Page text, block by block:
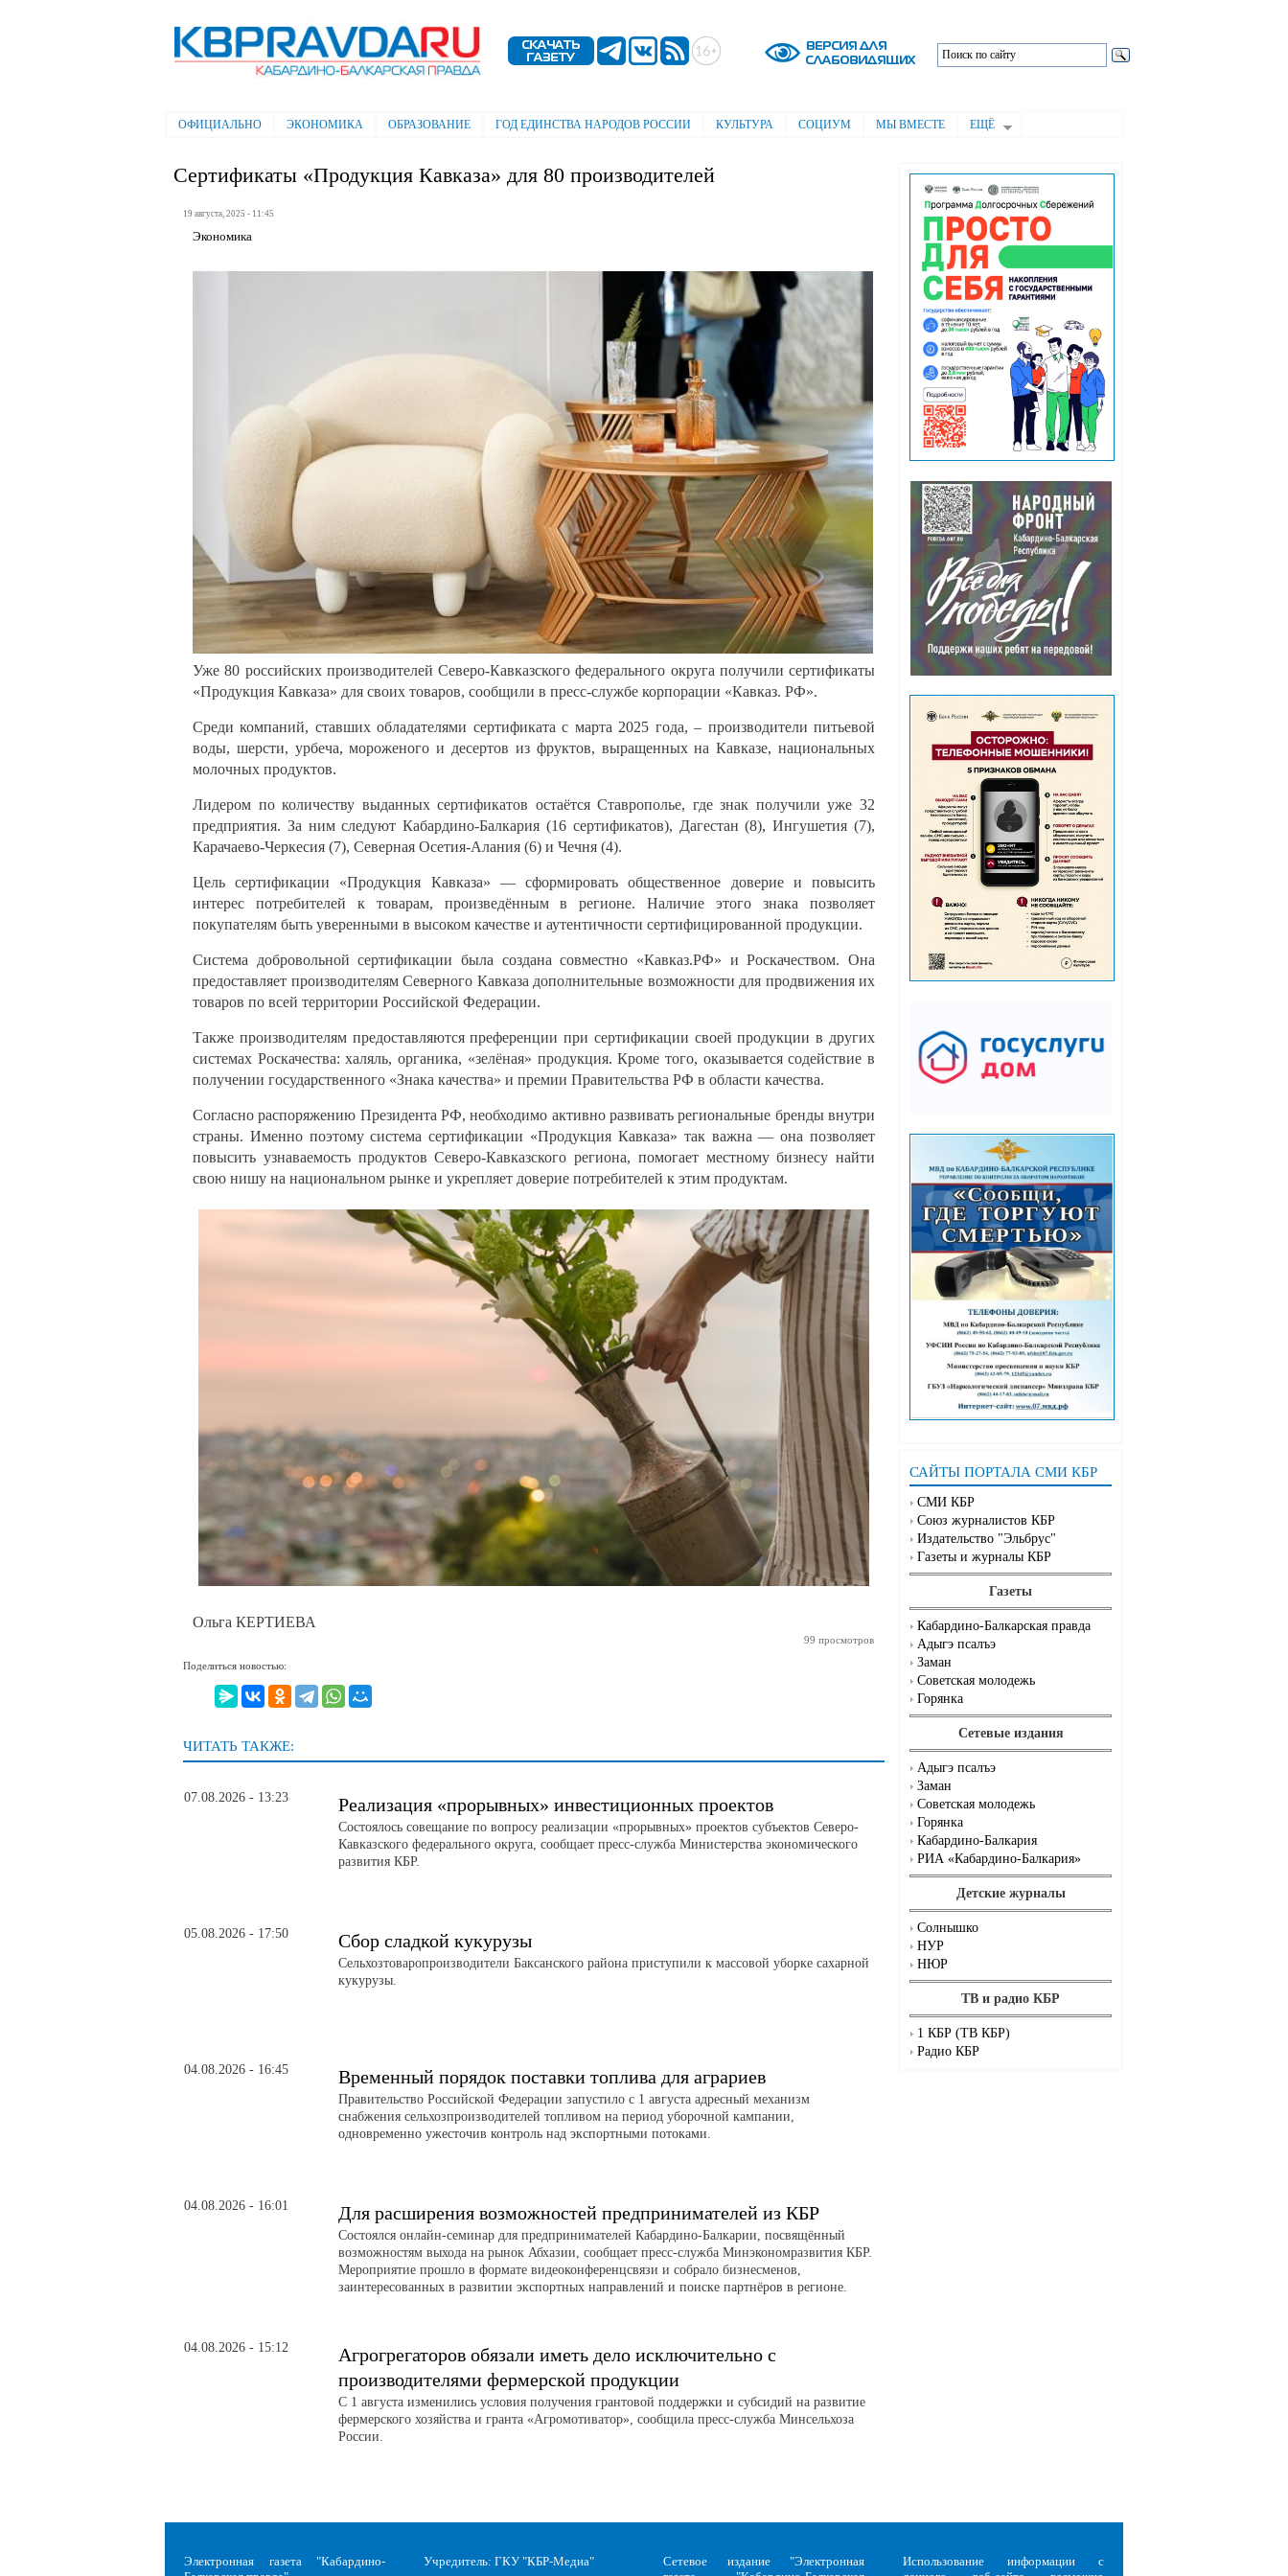
содержанию
Электронная газета "Кабардино-
Балкарская правда"
Главное меню
ОФИЦИАЛЬНО ЭКОНОМИКА ОБРАЗОВАНИЕ ГОД ЕДИНСТВА НАРОДОВ РОССИИ КУЛЬТУРА СОЦИУМ МЫ ВМЕСТЕ ЕЩЁ
САЙТЫ ПОРТАЛА СМИ КБР
СМИ КБР
Союз журналистов КБР
Издательство "Эльбрус"
Газеты и журналы КБР
Газеты
Кабардино-Балкарская правда
Адыгэ псалъэ
Заман
Советская молодежь
Горянка
Сетевые издания
Адыгэ псалъэ
Заман
Советская молодежь
Горянка
Кабардино-Балкария
РИА «Кабардино-Балкария»
Детские журналы
Солнышко
НУР
НЮР
ТВ и радио КБР
1 КБР (ТВ КБР)
Радио КБР
Сертификаты «Продукция Кавказа» для 80 производителей
19 августа, 2025 - 11:45
Экономика
Уже 80 российских производителей Северо-Кавказского федерального округа получили сертификаты
«Продукция Кавказа» для своих товаров, сообщили в пресс-службе корпорации «Кавказ. РФ».
Среди компаний, ставших обладателями сертификата с марта 2025 года, – производители питьевой
воды, шерсти, урбеча, мороженого и десертов из фруктов, выращенных на Кавказе, национальных
молочных продуктов.
Лидером по количеству выданных сертификатов остаётся Ставрополье, где знак получили уже 32
предприятия. За ним следуют Кабардино-Балкария (16 сертификатов), Дагестан (8), Ингушетия (7),
Карачаево-Черкесия (7), Северная Осетия-Алания (6) и Чечня (4).
Цель сертификации «Продукция Кавказа» — сформировать общественное доверие и повысить
интерес потребителей к товарам, произведённым в регионе. Наличие этого знака позволяет
покупателям быть уверенными в высоком качестве и аутентичности сертифицированной продукции.
Система добровольной сертификации была создана совместно «Кавказ.РФ» и Роскачеством. Она
предоставляет производителям Северного Кавказа дополнительные возможности для продвижения их
товаров по всей территории Российской Федерации.
Также производителям предоставляются преференции при сертификации своей продукции в других
системах Роскачества: халяль, органика, «зелёная» продукция. Кроме того, оказывается содействие в
получении государственного «Знака качества» и премии Правительства РФ в области качества.
Согласно распоряжению Президента РФ, необходимо активно развивать региональные бренды внутри
страны. Именно поэтому система сертификации «Продукция Кавказа» так важна — она позволяет
повысить узнаваемость продуктов Северо-Кавказского региона, помогает местному бизнесу найти
свою нишу на национальном рынке и укрепляет доверие потребителей к этим продуктам.
Ольга КЕРТИЕВА
99 просмотров
Поделиться новостью:
ЧИТАТЬ ТАКЖЕ:
07.08.2026 - 13:23 Реализация «прорывных» инвестиционных проектов
Состоялось совещание по вопросу реализации «прорывных» проектов субъектов Северо-
Кавказского федерального округа, сообщает пресс-служба Министерства экономического
развития КБР.
05.08.2026 - 17:50 Сбор сладкой кукурузы
Сельхозтоваропроизводители Баксанского района приступили к массовой уборке сахарной
кукурузы.
04.08.2026 - 16:45 Временный порядок поставки топлива для аграриев
Правительство Российской Федерации запустило с 1 августа адресный механизм
снабжения сельхозпроизводителей топливом на период уборочной кампании,
одновременно ужесточив контроль над экспортными потоками.
04.08.2026 - 16:01 Для расширения возможностей предпринимателей из КБР
Состоялся онлайн-семинар для предпринимателей Кабардино-Балкарии, посвящённый
возможностям выхода на рынок Абхазии, сообщает пресс-служба Минэкономразвития КБР.
Мероприятие прошло в формате видеоконференцсвязи и собрало бизнесменов,
заинтересованных в развитии экспортных направлений и поиске партнёров в регионе.
04.08.2026 - 15:12
Агрогрегаторов обязали иметь дело исключительно с
производителями фермерской продукции
С 1 августа изменились условия получения грантовой поддержки и субсидий на развитие
фермерского хозяйства и гранта «Агромотиватор», сообщила пресс-служба Минсельхоза
России.
Электронная газета "Кабардино-
Учредитель: ГКУ "КБР-Медиа"
Сетевое издание "Электронная
Использование информации с